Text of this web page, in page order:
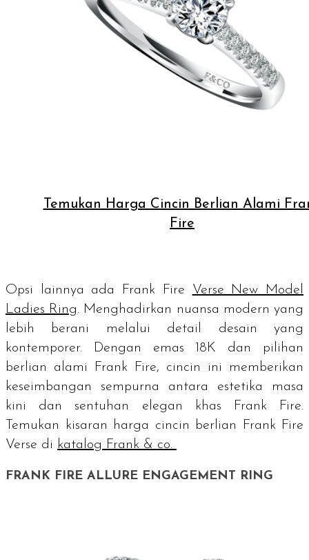
Temukan Harga Cincin Berlian Alami
Fire
Opsi lainnya ada Frank Fire Verse New Model
Ladies Ring. Menghadirkan nuansa modern yang
lebih berani melalui detail desain yang
kontemporer. Dengan emas 18K dan pilihan
berlian alami Frank Fire, cincin ini memberikan
keseimbangan sempurna antara estetika masa
kini dan sentuhan elegan khas Frank Fire.
Temukan kisaran harga cincin berlian Frank Fire
Verse di katalog Frank & co.
FRANK FIRE ALLURE ENGAGEMENT RING